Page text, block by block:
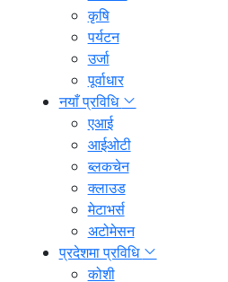
कृषि
पर्यटन
उर्जा
पूर्वाधार
नयाँ प्रविधि
एआई
आईओटी
ब्लकचेन
क्लाउड
मेटाभर्स
अटोमेसन
प्रदेशमा प्रविधि
कोशी